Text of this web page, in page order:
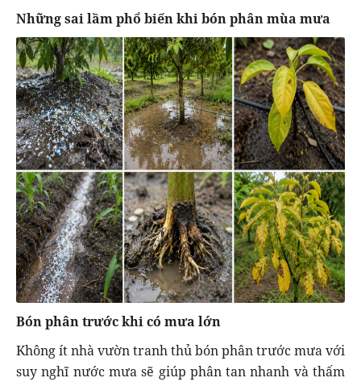
Những sai lầm phổ biến khi bón phân mùa mưa
Bón phân trước khi có mưa lớn
Không ít nhà vườn tranh thủ bón phân trước mưa với
suy nghĩ nước mưa sẽ giúp phân tan nhanh và thấm